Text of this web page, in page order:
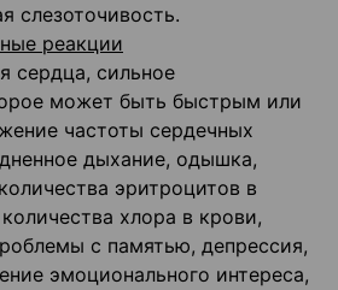
слезоточивость.
реакции
сердца, сильное
может быть быстрым или
частоты сердечных
дыхание, одышка,
эритроцитов в
хлора в крови,
с памятью, депрессия,
эмоционального интереса,